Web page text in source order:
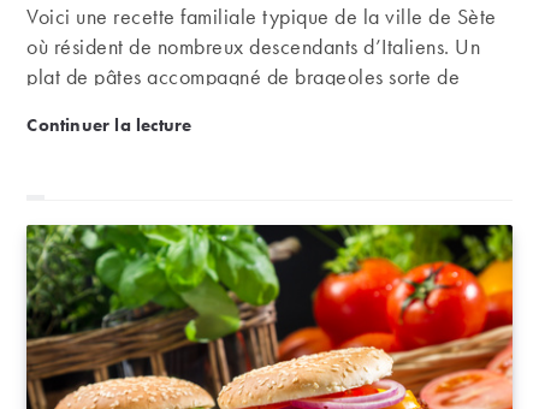
Voici une recette familiale typique de la ville de Sète
où résident de nombreux descendants d’Italiens. Un
plat de pâtes accompagné de brageoles sorte de
dans une sauce tomate. A accompagner bien sûr d’un
Continuer la lectureRecette – Macaronade sétoise